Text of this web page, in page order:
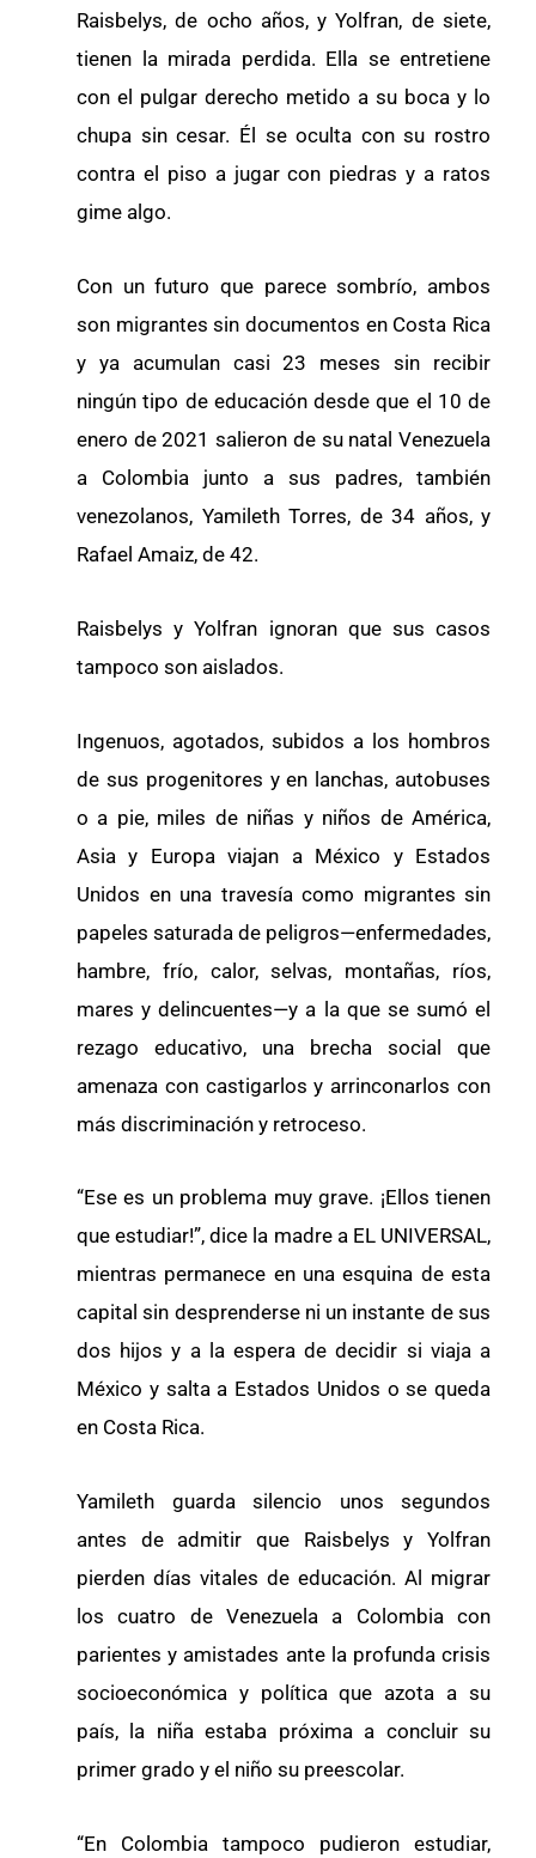
Raisbelys, de ocho años, y Yolfran, de siete,
tienen la mirada perdida. Ella se entretiene
con el pulgar derecho metido a su boca y lo
chupa sin cesar. Él se oculta con su rostro
contra el piso a jugar con piedras y a ratos
gime algo.
Con un futuro que parece sombrío, ambos
son migrantes sin documentos en Costa Rica
y ya acumulan casi 23 meses sin recibir
ningún tipo de educación desde que el 10 de
enero de 2021 salieron de su natal Venezuela
a Colombia junto a sus padres, también
venezolanos, Yamileth Torres, de 34 años, y
Rafael Amaiz, de 42.
Raisbelys y Yolfran ignoran que sus casos
tampoco son aislados.
Ingenuos, agotados, subidos a los hombros
de sus progenitores y en lanchas, autobuses
o a pie, miles de niñas y niños de América,
Asia y Europa viajan a México y Estados
Unidos en una travesía como migrantes sin
papeles saturada de peligros—enfermedades,
hambre, frío, calor, selvas, montañas, ríos,
mares y delincuentes—y a la que se sumó el
rezago educativo, una brecha social que
amenaza con castigarlos y arrinconarlos con
más discriminación y retroceso.
“Ese es un problema muy grave. ¡Ellos tienen
que estudiar!”, dice la madre a EL UNIVERSAL,
mientras permanece en una esquina de esta
capital sin desprenderse ni un instante de sus
dos hijos y a la espera de decidir si viaja a
México y salta a Estados Unidos o se queda
en Costa Rica.
Yamileth guarda silencio unos segundos
antes de admitir que Raisbelys y Yolfran
pierden días vitales de educación. Al migrar
los cuatro de Venezuela a Colombia con
parientes y amistades ante la profunda crisis
socioeconómica y política que azota a su
país, la niña estaba próxima a concluir su
primer grado y el niño su preescolar.
“En Colombia tampoco pudieron estudiar,